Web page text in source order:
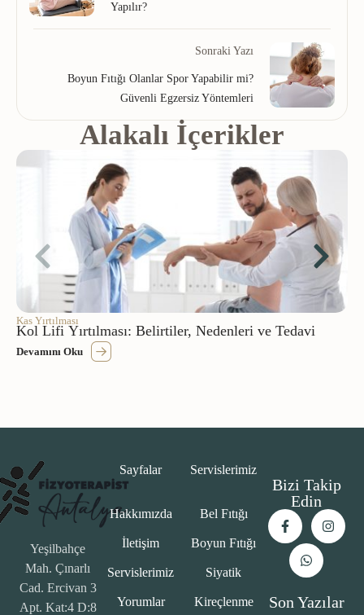
Yapılır?
Sonraki Yazı
Boyun Fıtığı Olanlar Spor Yapabilir mi?
Güvenli Egzersiz Yöntemleri
Alakalı İçerikler
Kas Yırtılması
Kol Lifi Yırtılması: Belirtiler, Nedenleri ve Tedavi
Devamını Oku
Yeşilbahçe
Mah. Çınarlı
Cad. Ercivan 3
Apt. Kat:4 D:8
Sayfalar
Hakkımızda
İletişim
Servislerimiz
Yorumlar
Servislerimiz
Bel Fıtığı
Boyun Fıtığı
Siyatik
Kireçlenme
Bizi Takip
Edin
Son Yazılar